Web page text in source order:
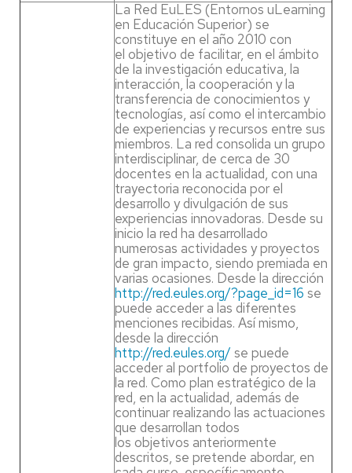
La Red EuLES (Entornos uLearning
en Educación Superior) se
constituye en el año 2010 con
el objetivo de facilitar, en el ámbito
de la investigación educativa, la
interacción, la cooperación y la
transferencia de conocimientos y
tecnologías, así como el intercambio
de experiencias y recursos entre sus
miembros. La red consolida un grupo
interdisciplinar, de cerca de 30
docentes en la actualidad, con una
trayectoria reconocida por el
desarrollo y divulgación de sus
experiencias innovadoras. Desde su
inicio la red ha desarrollado
numerosas actividades y proyectos
de gran impacto, siendo premiada en
varias ocasiones. Desde la dirección
http://red.eules.org/?page_id=16 se
puede acceder a las diferentes
menciones recibidas. Así mismo,
desde la dirección
http://red.eules.org/ se puede
acceder al portfolio de proyectos de
la red. Como plan estratégico de la
red, en la actualidad, además de
continuar realizando las actuaciones
que desarrollan todos
los objetivos anteriormente
descritos, se pretende abordar, en